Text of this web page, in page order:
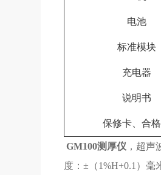
电池
标准模块
充电器
说明书
保修卡、合
GM100测厚仪 ，超
度：±（1%H+0.1）毫